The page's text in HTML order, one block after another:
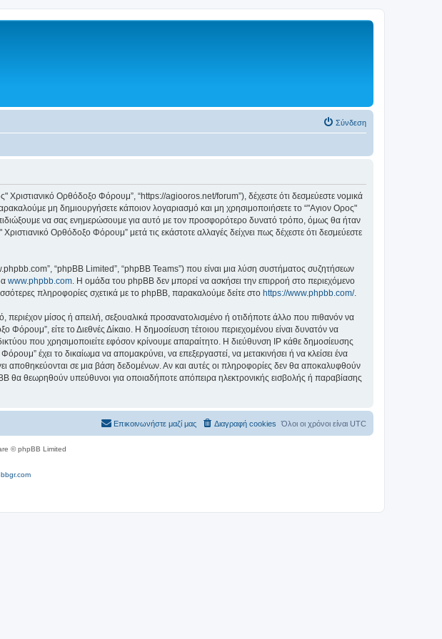
Σύνδεση
Χριστιανικό Ορθόδοξο Φόρουμ”, “https://agiooros.net/forum”), δέχεστε ότι δεσμεύεστε νομικά
μη δημιουργήσετε κάποιον λογαριασμό και μη χρησιμοποιήσετε το “"Αγιον Ορος"
να σας ενημερώσουμε για αυτό με τον προσφορότερο δυνατό τρόπο, όμως θα ήταν
Ορθόδοξο Φόρουμ” μετά τις εκάστοτε αλλαγές δείχνει πως δέχεστε ότι δεσμεύεστε
“phpBB Limited”, “phpBB Teams”) που είναι μια λύση συστήματος συζητήσεων
www.phpbb.com. Η ομάδα του phpBB δεν μπορεί να ασκήσει την επιρροή στο περιεχόμενο
πληροφορίες σχετικά με το phpBB, παρακαλούμε δείτε στο https://www.phpbb.com/.
μίσος ή απειλή, σεξουαλικά προσανατολισμένο ή οτιδήποτε άλλο που πιθανόν να
Φόρουμ”, είτε το Διεθνές Δίκαιο. Η δημοσίευση τέτοιου περιεχομένου είναι δυνατόν να
που χρησιμοποιείτε εφόσον κρίνουμε απαραίτητο. Η διεύθυνση IP κάθε δημοσίευσης
έχει το δικαίωμα να απομακρύνει, να επεξεργαστεί, να μετακινήσει ή να κλείσει ένα
αποθηκεύονται σε μια βάση δεδομένων. Αν και αυτές οι πληροφορίες δεν θα αποκαλυφθούν
θα θεωρηθούν υπεύθυνοι για οποιαδήποτε απόπειρα ηλεκτρονικής εισβολής ή παραβίασης
Όλοι οι χρόνοι είναι UTC
Διαγραφή cookies
Επικοινωνήστε μαζί μας
© phpBB Limited